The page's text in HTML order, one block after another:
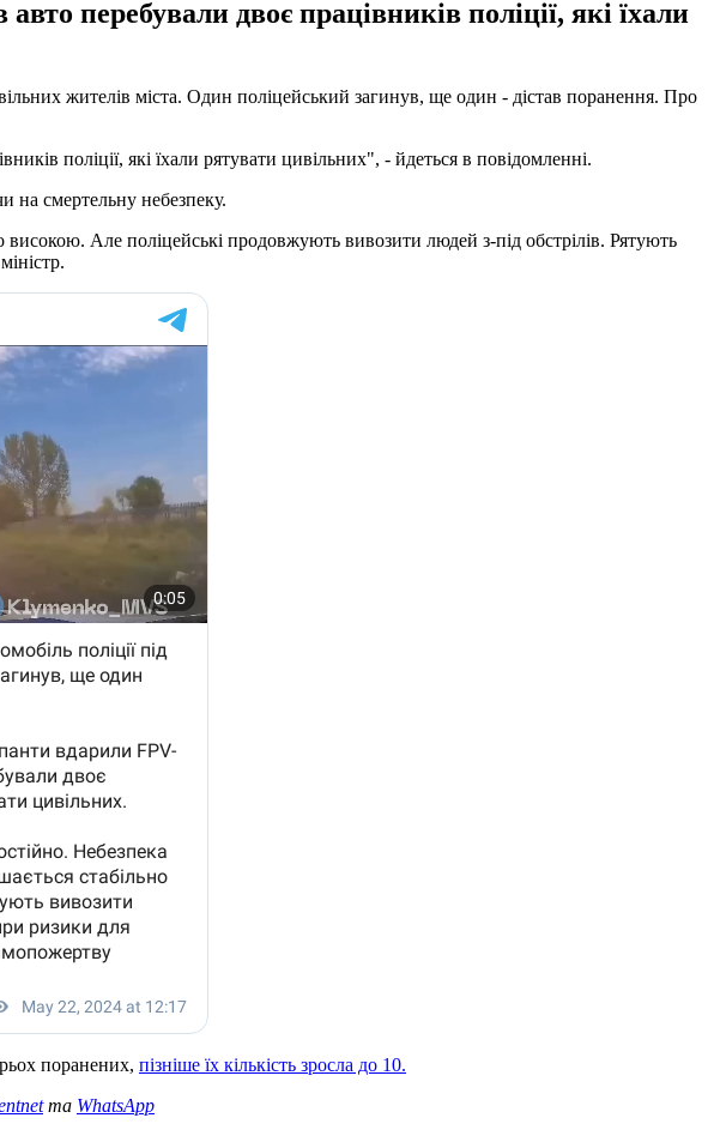
перебували двоє працівників поліції, які їхали
жителів міста. Один поліцейський загинув, ще один - дістав поранення. Про
поліції, які їхали рятувати цивільних", - йдеться в повідомленні.
на смертельну небезпеку.
Але поліцейські продовжують вивозити людей з-під обстрілів. Рятують
поранених, пізніше їх кількість зросла до 10.
та WhatsApp